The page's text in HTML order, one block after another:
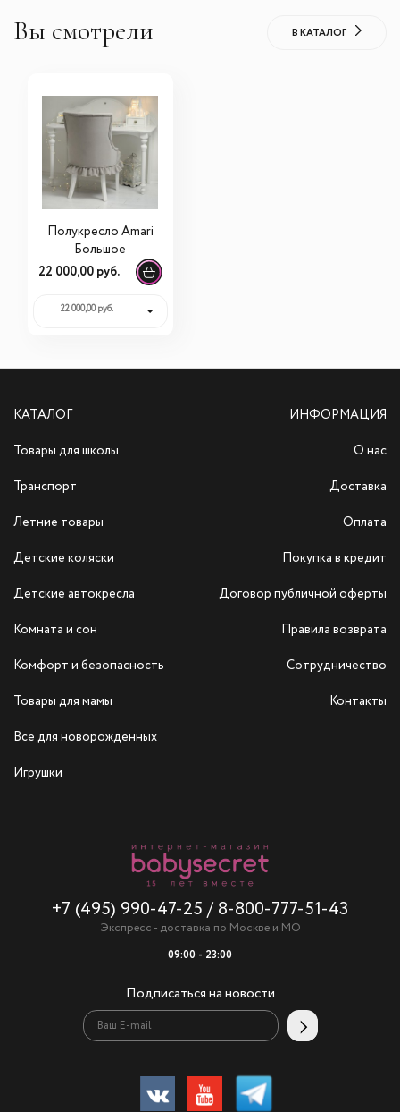
Вы смотрели В КАТАЛОГ
Полукресло Amari
Большое
22 000,00 руб.
22 000,00 руб.
КАТАЛОГ
Товары для школы
Транспорт
Летние товары
Детские коляски
Детские автокресла
Комната и сон
Комфорт и безопасность
Товары для мамы
Все для новорожденных
Игрушки
+7 (495) 990-47-25 / 8-800-777-51-43
Экспресс - доставка по Москве и МО
09:00 - 23:00
Подписаться на новости
ИНФОРМАЦИЯ
О нас
Доставка
Оплата
Покупка в кредит
Договор публичной оферты
Правила возврата
Сотрудничество
Контакты